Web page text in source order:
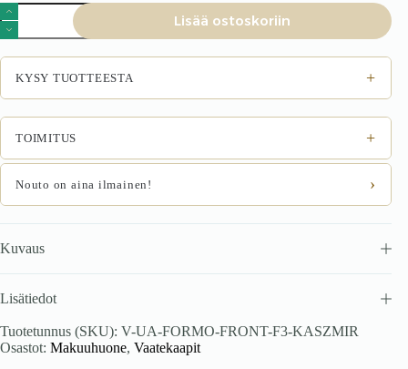
FORMO
-
F3
esipaneeli
peili
MODULAARSE
KAPISÜSTEEMI
varten
määrä
Lisää ostoskoriin
KYSY TUOTTEESTA +
TOIMITUS +
Nouto on aina ilmainen! ›
Kuvaus
Lisätiedot
Tuotetunnus (SKU): V-UA-FORMO-FRONT-F3-KASZMIR
Osastot: Makuuhuone, Vaatekaapit